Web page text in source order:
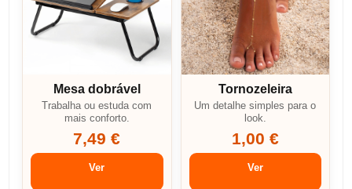
Mesa dobrável
Trabalha ou estuda com
mais conforto.
7,49 €
Ver
Tornozeleira
Um detalhe simples para o
look.
1,00 €
Ver